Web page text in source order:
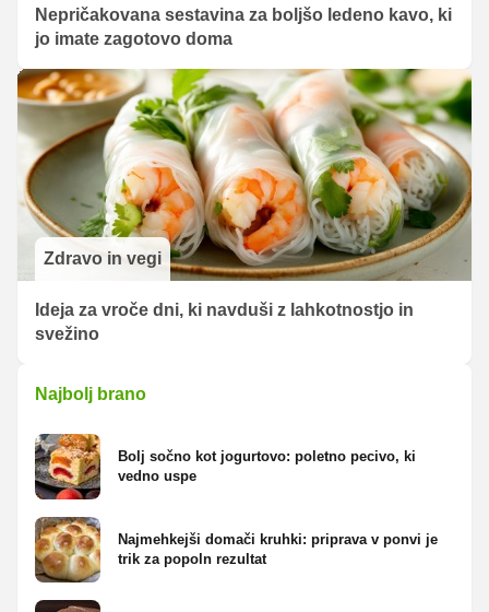
Nepričakovana sestavina za boljšo ledeno kavo, ki
jo imate zagotovo doma
Zdravo in vegi
Ideja za vroče dni, ki navduši z lahkotnostjo in
svežino
Najbolj brano
Bolj sočno kot jogurtovo: poletno pecivo, ki
vedno uspe
Najmehkejši domači kruhki: priprava v ponvi je
trik za popoln rezultat